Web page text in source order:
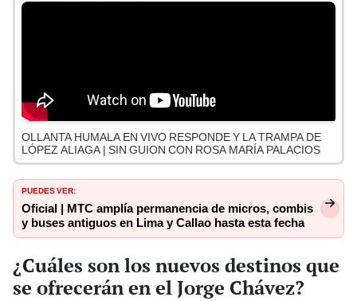
OLLANTA HUMALA EN VIVO RESPONDE Y LA TRAMPA DE
LÓPEZ ALIAGA | SIN GUION CON ROSA MARÍA PALACIOS
PUEDES VER:
Oficial | MTC amplía permanencia de micros, combis
y buses antiguos en Lima y Callao hasta esta fecha
¿Cuáles son los nuevos destinos que
se ofrecerán en el Jorge Chávez?